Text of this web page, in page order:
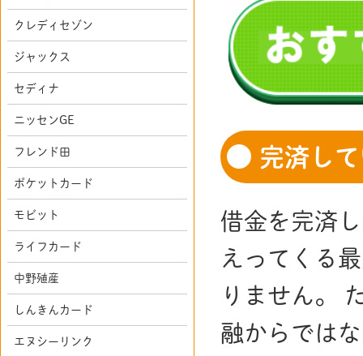
完済し
借金を完済
えってくる
りません。
融からでは
クレディセゾン
ジャックス
セディナ
ニッセンGE
フレンド田
ポケットカード
モビット
ライフカード
中野殖産
しんきんカード
エヌシーリンク